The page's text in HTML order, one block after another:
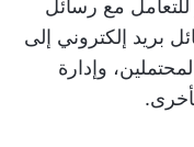
مع رسائل
بريد إلكتروني إلى
وإدارة